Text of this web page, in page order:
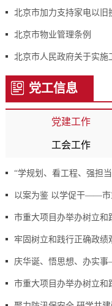
4.网络提交
申请获取政府信息，应
(以下简称《申请表》)。为
的描述应详细、准确，尽
本机关查询的特征性描述
表》复印有效。网上申请的
（三）答复时限
依据《条例》规定，行政
间不计算在上述规定的期限
（四）信息处理费
依据《国务院办公厅关于
北京市加力支持家电以旧
北京市物业管理条例
北京市人民政府关于实施工作日高峰
党工信息
党建工作
工会工作
“学规划、看工程、强担当” 以树立
以案为鉴 以学促干——市重大项目
市重大项目办举办树立和践行正确政
牢固树立和践行正确政绩观 以新担当新作为奋力谱写首都重大项目高质量发展新篇
庆华诞、悟思想、办实事——市重大
市重大项目办举办树立和践行正确政